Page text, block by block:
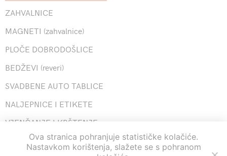
ZAHVALNICE
MAGNETI (zahvalnice)
PLOČE DOBRODOŠLICE
BEDŽEVI (reveri)
SVADBENE AUTO TABLICE
NALJEPNICE I ETIKETE
VJENČANJE I KRŠTENJE
EKSKLUZIVNA LINIJA
Ova stranica pohranjuje statističke kolačiće.
Nastavkom korištenja, slažete se s pohranom